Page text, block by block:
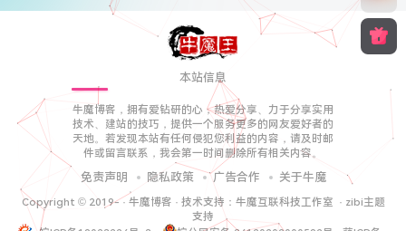
本站信息
牛魔博客，拥有爱钻研的心，热爱分享、力于分享实用
技术、建站的技巧，提供一个服务更多的网友爱好者的
天地。若发现本站有任何侵犯您利益的内容，请及时邮
件或留言联系，我会第一时间删除所有相关内容。
免责声明 隐私政策 广告合作 关于牛魔
Copyright © 2019-· 牛魔博客 · 技术支持： 牛魔互联科技工作室 · zibi主题
支持